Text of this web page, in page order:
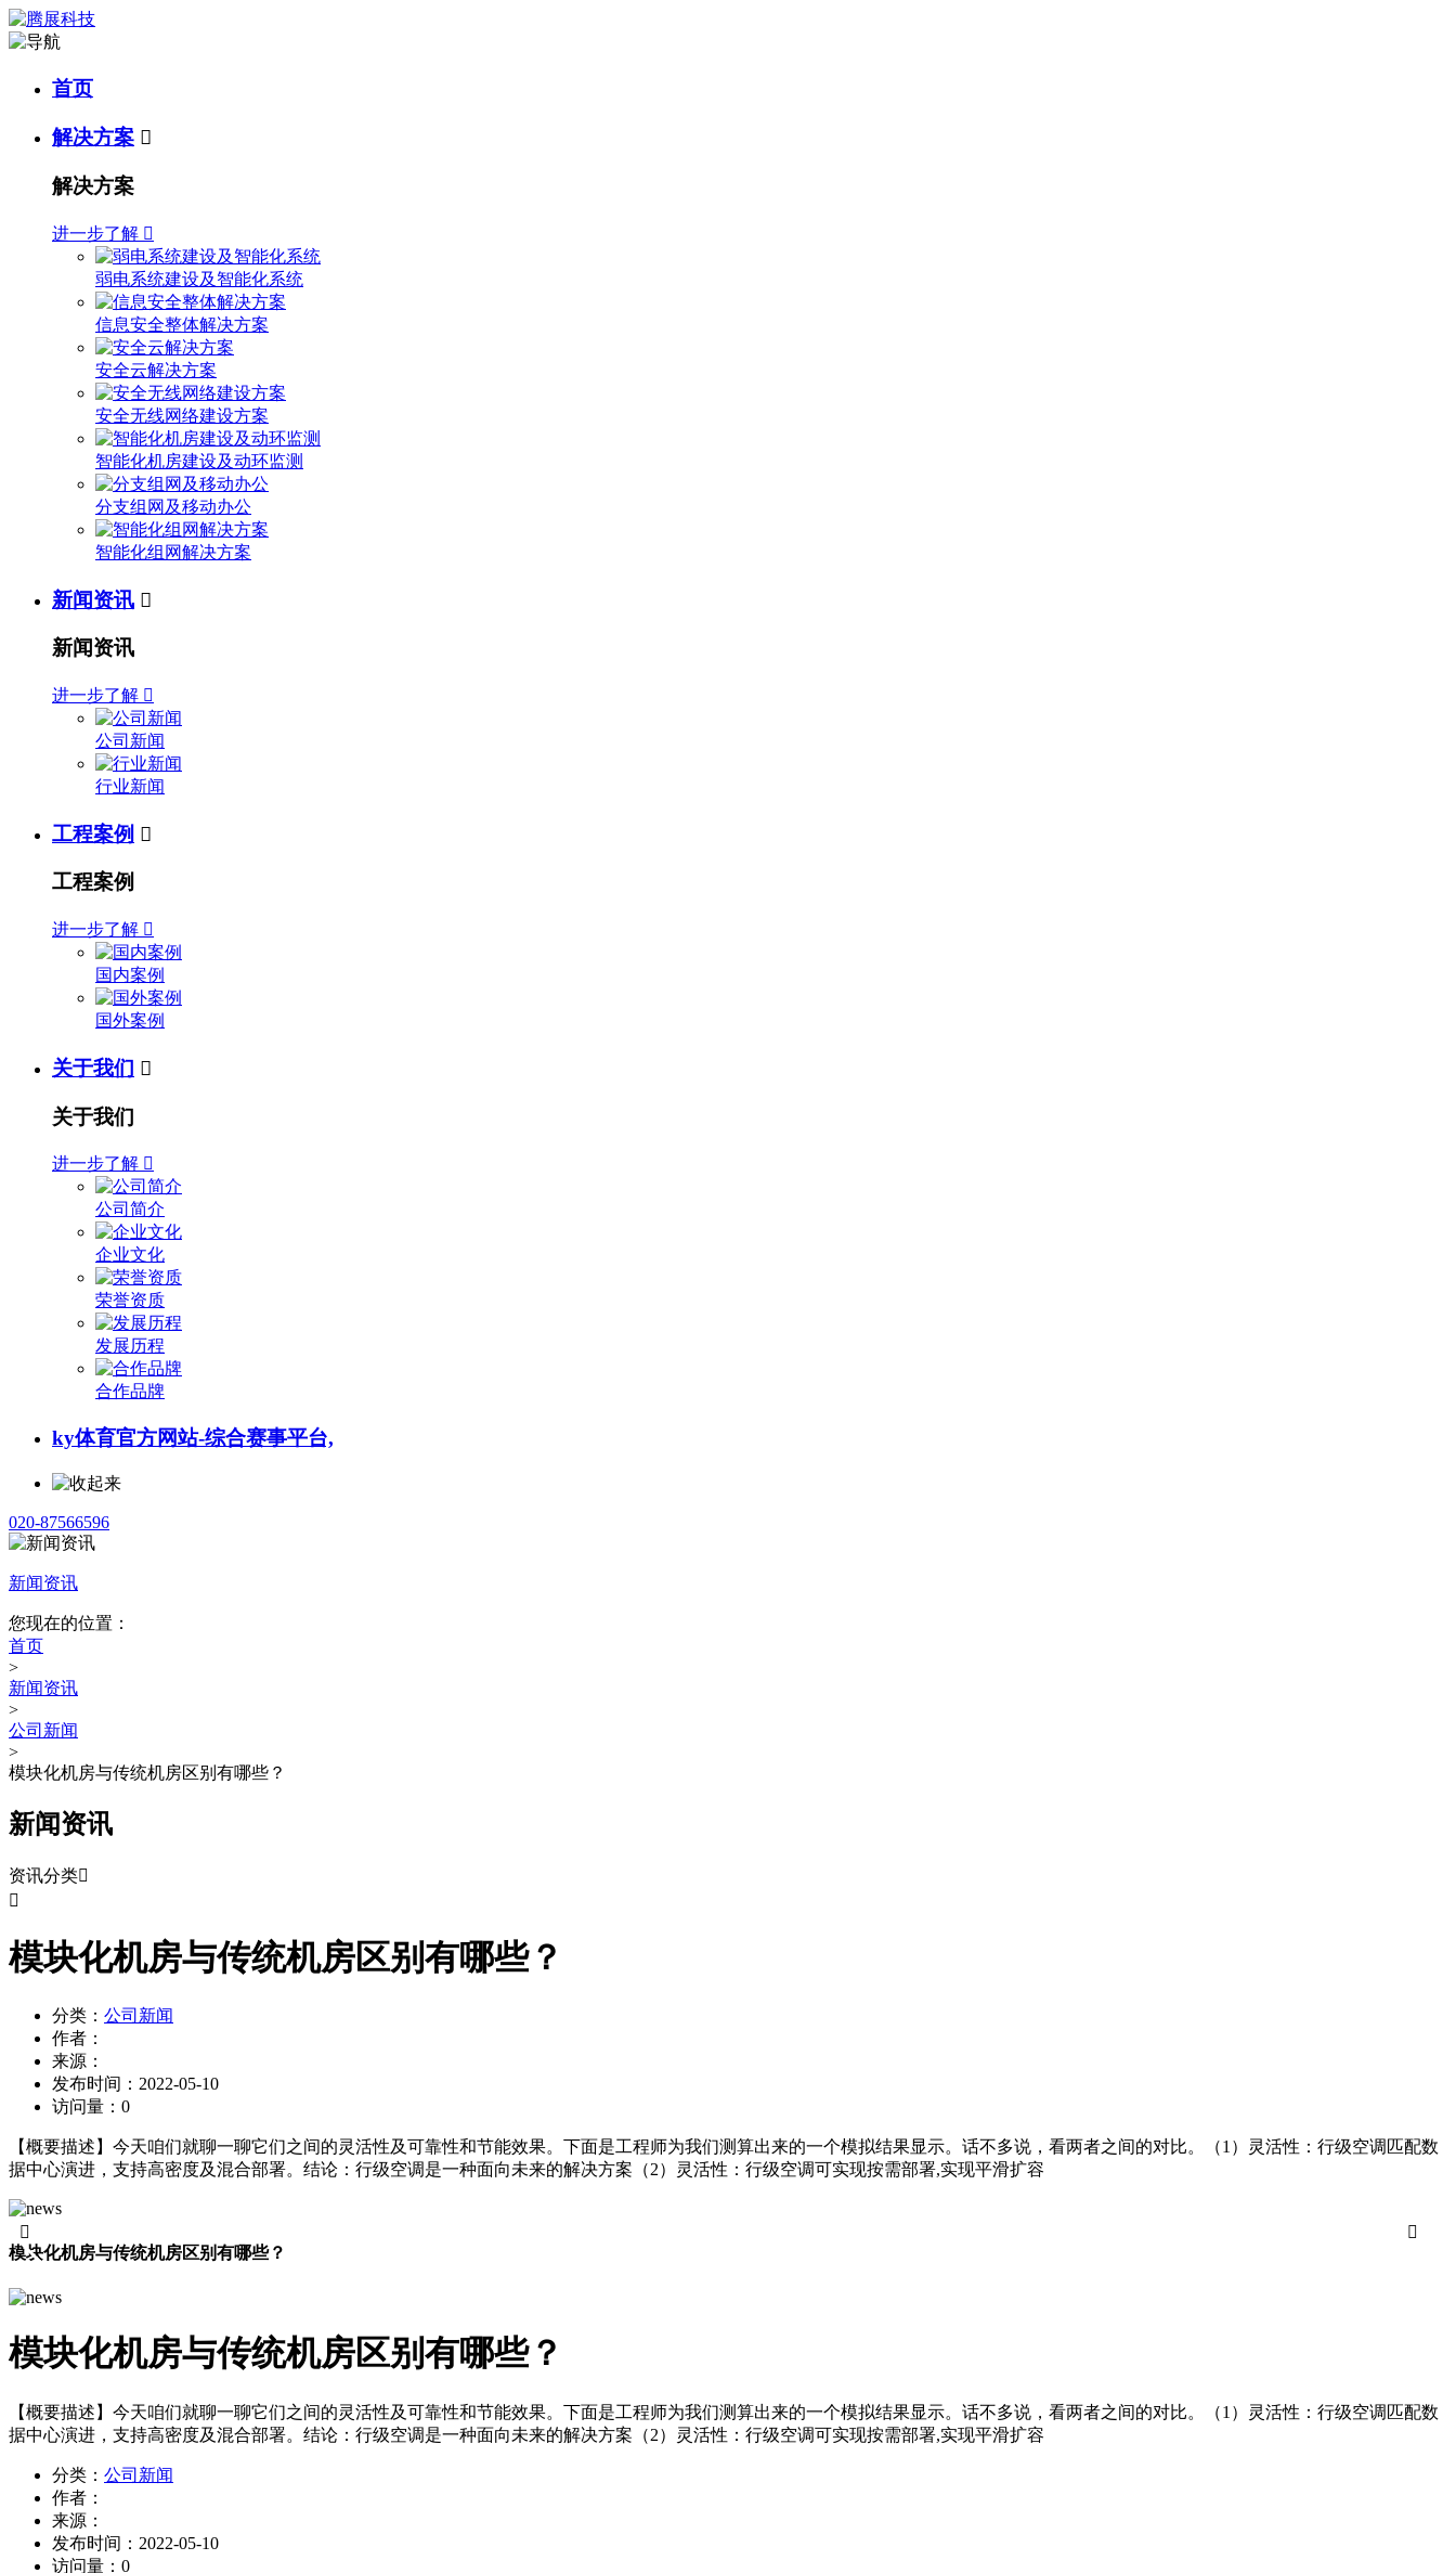
首页
解决方案 
解决方案
进一步了解 
弱电系统建设及智能化系统
信息安全整体解决方案
安全云解决方案
安全无线网络建设方案
智能化机房建设及动环监测
分支组网及移动办公
智能化组网解决方案
新闻资讯 
新闻资讯
进一步了解 
公司新闻
行业新闻
工程案例 
工程案例
进一步了解 
国内案例
国外案例
关于我们 
关于我们
进一步了解 
公司简介
企业文化
荣誉资质
发展历程
合作品牌
ky体育官方网站-综合赛事平台,
020-87566596
新闻资讯
您现在的位置：
首页
>
新闻资讯
>
公司新闻
>
模块化机房与传统机房区别有哪些？
新闻资讯
资讯分类

模块化机房与传统机房区别有哪些？
分类： 公司新闻
作者：
来源：
发布时间： 2022-05-10
访问量： 0
【概要描述】 今天咱们就聊一聊它们之间的灵活性及可靠性和节能效果。下面是工程师为我们测算出来的一个模拟结果显示。话不多说，看两者之间的对比。（1）灵活性：行级空调匹配数
据中心演进，支持高密度及混合部署。结论：行级空调是一种面向未来的解决方案（2）灵活性：行级空调可实现按需部署,实现平滑扩容
模块化机房与传统机房区别有哪些？


模块化机房与传统机房区别有哪些？
【概要描述】 今天咱们就聊一聊它们之间的灵活性及可靠性和节能效果。下面是工程师为我们测算出来的一个模拟结果显示。话不多说，看两者之间的对比。（1）灵活性：行级空调匹配数
据中心演进，支持高密度及混合部署。结论：行级空调是一种面向未来的解决方案（2）灵活性：行级空调可实现按需部署,实现平滑扩容
分类： 公司新闻
作者：
来源：
发布时间： 2022-05-10
访问量： 0